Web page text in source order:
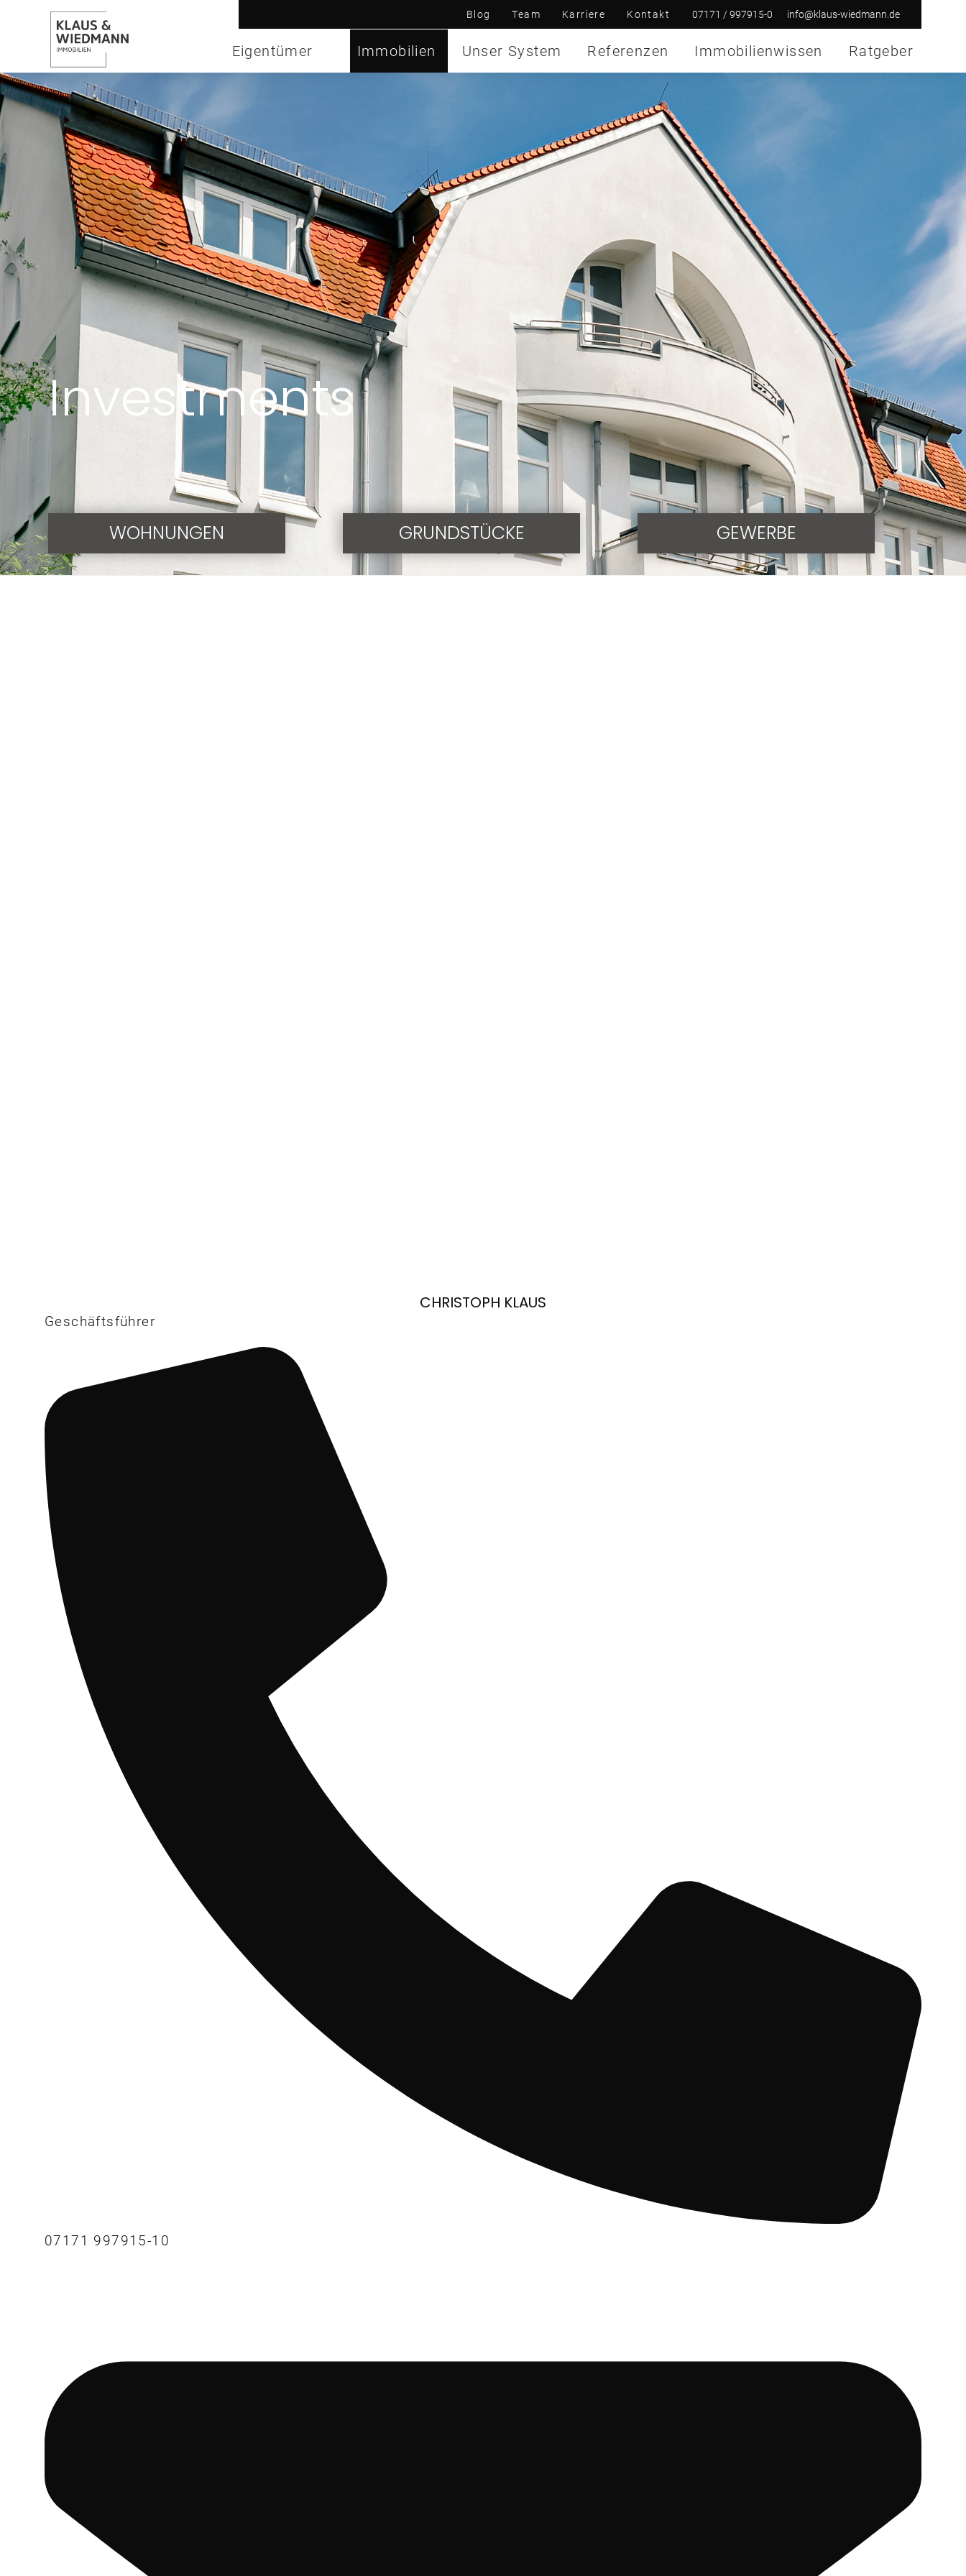
Blog Team Karriere Kontakt 07171 / 997915-0 info@klaus-wiedmann.de
Eigentümer Immobilien Unser System Referenzen Immobilienwissen Ratgeber
Investments
WOHNUNGEN GRUNDSTÜCKE GEWERBE
CHRISTOPH KLAUS
Geschäftsführer
07171 997915-10